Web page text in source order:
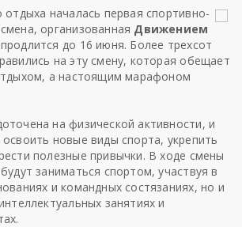
отдыха началась первая спортивно-
организованная Движением
до 16 июня. Более трехсот
на эту смену, которая обещает
а настоящим марафоном
на физической активности, и
новые виды спорта, укрепить
полезные привычки. В ходе смены
заниматься спортом, участвуя в
и командных состязаниях, но и
занятиях и